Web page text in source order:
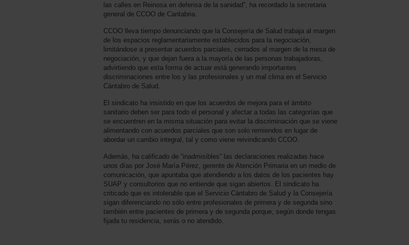
las calles en Reinosa en defensa de la sanidad”, ha recordado la secretaria
general de CCOO de Cantabria.
CCOO lleva tiempo denunciando que la Consejería de Salud trabaja al margen
de los espacios reglamentariamente establecidos para la negociación,
limitándose a presentar acuerdos parciales, cerrados al margen de la mesa de
negociación, y que dejan fuera a la mayoría de las personas trabajadoras,
advirtiendo que esta forma de actuar está generando importantes
discriminaciones entre los y las profesionales y un mal clima en el Servicio
Cántabro de Salud.
El sindicato ha insistido en que los acuerdos de mejora para el ámbito
sanitario deben ser para todo el personal y afectar a todas las categorías que
se encuentren en la misma situación para evitar la discriminación que se viene
alimentando con acuerdos parciales que son solo remiendos en lugar de
abordar un cambio integral, tal y como viene reivindicando CCOO.
Además, ha calificado de “inadmisibles” las declaraciones realizadas hace
unos días por José María Pérez, gerente de Atención Primaria en un medio de
comunicación, que apuntaba que atendiendo a los datos de los pacientes hay
SUAP y consultorios que no entiende que sigan abiertos. El sindicato ha
criticado que es intolerable que el Servicio Cántabro de Salud y la Consejería
sigan diferenciando no sólo entre profesionales de primera y de segunda sino
también entre pacientes de primera y de segunda porque, según donde tengas
fijada tu residencia, serás o no atendido.